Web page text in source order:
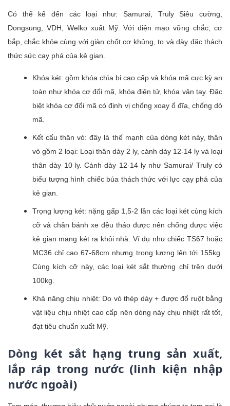
Có thể kể đến các loại như: Samurai, Truly Siêu cường,
Dongsung, VDH, Welko xuất Mỹ. Với diện mạo vững chắc, cơ
bắp, chắc khỏe cùng với giàn chốt cơ khủng, to và dày đặc thách
thức sức cạy phá của kẻ gian.
Khóa két: gồm khóa chìa bi cao cấp và khóa mã cực kỳ an
toàn như khóa cơ đổi mã, khóa điện tử, khóa vân tay. Đặc
biệt khóa cơ đổi mã có định vị chống xoay ổ đĩa, chống dò
mã.
Kết cấu thân vỏ: đây là thế mạnh của dòng két này, thân
vỏ gồm 2 loại: Loại thân dày 2 ly, cánh dày 12-14 ly và loại
thân dày 10 ly. Cánh dày 12-14 ly như Samurai/ Truly có
biểu tượng hình chiếc búa thách thức với lực cạy phá của
kẻ gian.
Trọng lượng két: nặng gấp 1,5-2 lần các loại két cùng kích
cỡ và chân bánh xe đều tháo được nên chống được việc
kẻ gian mang két ra khỏi nhà. Ví dụ như chiếc TS67 hoặc
MC36 chỉ cao 67-68cm nhưng trọng lượng lên tới 155kg.
Cùng kích cỡ này, các loại két sắt thường chỉ trên dưới
100kg.
Khả năng chịu nhiệt: Do vỏ thép dày + được đổ ruột bằng
vật liệu chịu nhiệt cao cấp nên dòng này chịu nhiệt rất tốt,
đạt tiêu chuẩn xuất Mỹ.
Dòng két sắt hạng trung sản xuất,
lắp ráp trong nước (linh kiện nhập
nước ngoài)